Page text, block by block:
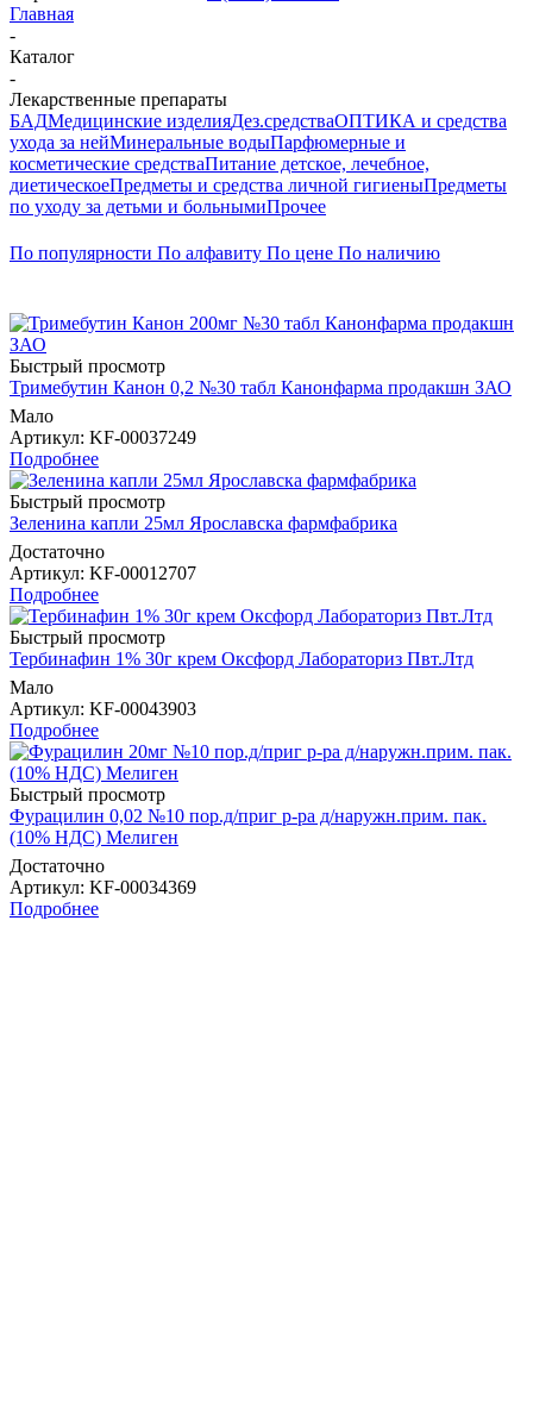
Главная
-
Каталог
-
Лекарственные препараты
БАДМедицинские изделияДез.средстваОПТИКА и средства
ухода за нейМинеральные водыПарфюмерные и
косметические средстваПитание детское, лечебное,
диетическоеПредметы и средства личной гигиеныПредметы
по уходу за детьми и больнымиПрочее
По популярности По алфавиту По цене По наличию
Быстрый просмотр
Тримебутин Канон 0,2 №30 табл Канонфарма продакшн ЗАО
Мало
Артикул: KF-00037249
Подробнее
Быстрый просмотр
Зеленина капли 25мл Ярославска фармфабрика
Достаточно
Артикул: KF-00012707
Подробнее
Быстрый просмотр
Тербинафин 1% 30г крем Оксфорд Лабораториз Пвт.Лтд
Мало
Артикул: KF-00043903
Подробнее
Быстрый просмотр
Фурацилин 0,02 №10 пор.д/приг р-ра д/наружн.прим. пак.
(10% НДС) Мелиген
Достаточно
Артикул: KF-00034369
Подробнее